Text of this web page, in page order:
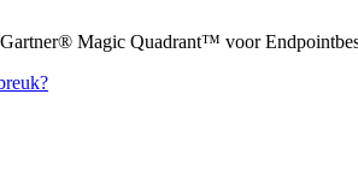
Magic Quadrant™ voor